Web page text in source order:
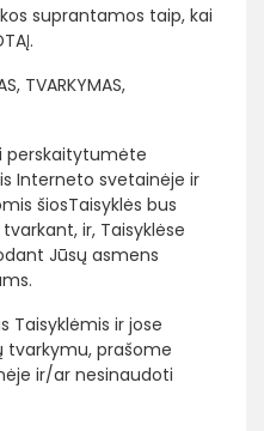
suprantamos taip, kai
TVARKYMAS,
perskaitytumėte
Interneto svetainėje ir
šiosTaisyklės bus
ir, Taisyklėse
Jūsų asmens
Taisyklėmis ir jose
prašome
ir/ar nesinaudoti